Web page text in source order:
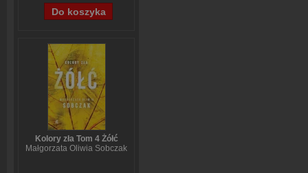
Kolory zła Tom 4 Żółć
Małgorzata Oliwia Sobczak